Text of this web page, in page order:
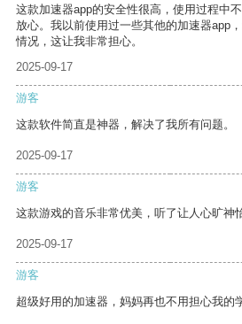
这款加速器app的安全性很高，使用过程中
放心。我以前使用过一些其他的加速器app
情况，这让我非常担心。
2025-09-17
游客
这款软件简直是神器，解决了我所有问题。
2025-09-17
游客
这款游戏的音乐非常优美，听了让人心旷神
2025-09-17
游客
超级好用的加速器，妈妈再也不用担心我的